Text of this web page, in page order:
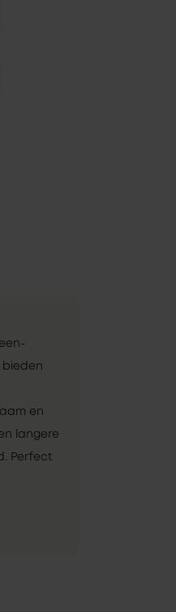
bieden
en
langere
Perfect